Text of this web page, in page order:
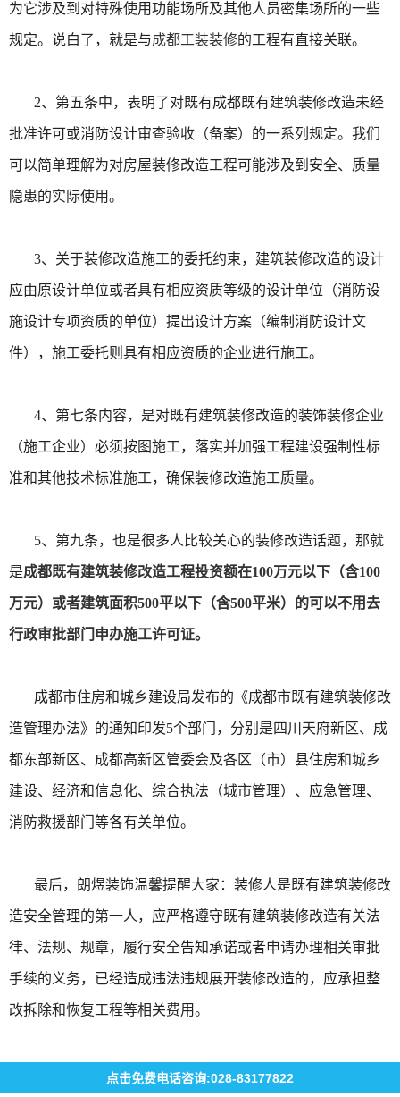
为它涉及到对特殊使用功能场所及其他人员密集场所的一些
规定。说白了，就是与成都工装装修的工程有直接关联。
2、第五条中，表明了对既有成都既有建筑装修改造未经
批准许可或消防设计审查验收（备案）的一系列规定。我们
可以简单理解为对房屋装修改造工程可能涉及到安全、质量
隐患的实际使用。
3、关于装修改造施工的委托约束，建筑装修改造的设计
应由原设计单位或者具有相应资质等级的设计单位（消防设
施设计专项资质的单位）提出设计方案（编制消防设计文
件），施工委托则具有相应资质的企业进行施工。
4、第七条内容，是对既有建筑装修改造的装饰装修企业
（施工企业）必须按图施工，落实并加强工程建设强制性标
准和其他技术标准施工，确保装修改造施工质量。
5、第九条，也是很多人比较关心的装修改造话题，那就
是成都既有建筑装修改造工程投资额在100万元以下（含100
万元）或者建筑面积500平以下（含500平米）的可以不用去
行政审批部门申办施工许可证。
成都市住房和城乡建设局发布的《成都市既有建筑装修改
造管理办法》的通知印发5个部门，分别是四川天府新区、成
都东部新区、成都高新区管委会及各区（市）县住房和城乡
建设、经济和信息化、综合执法（城市管理）、应急管理、
消防救援部门等各有关单位。
最后，朗煜装饰温馨提醒大家：装修人是既有建筑装修改
造安全管理的第一人，应严格遵守既有建筑装修改造有关法
律、法规、规章，履行安全告知承诺或者申请办理相关审批
手续的义务，已经造成违法违规展开装修改造的，应承担整
改拆除和恢复工程等相关费用。
点击免费电话咨询:028-83177822